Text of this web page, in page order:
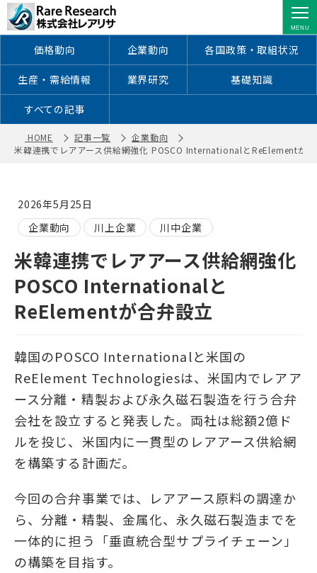
米韓連携でレアアース供給網強化
POSCO InternationalとReElementが
合弁設立 ｜ 株式会社レアリサ
価格動向 企業動向 各国政策・取組状況
生産・需給情報 業界研究 基礎知識
すべての記事
HOME 記事一覧
企業動向
米韓連携でレアアース供給網強化 POSCO InternationalとReElementが
2026年5月25日
企業動向
川上企業 川中企業
米韓連携でレアアース供給網強化
POSCO Internationalと
ReElementが合弁設立
韓国のPOSCO Internationalと米国の
ReElement Technologiesは、米国内でレアア
ース分離・精製および永久磁石製造を行う合弁
会社を設立すると発表した。両社は総額2億ド
ルを投じ、米国内に一貫型のレアアース供給網
を構築する計画だ。
今回の合弁事業では、レアアース原料の調達か
ら、分離・精製、金属化、永久磁石製造までを
一体的に担う「垂直統合型サプライチェーン」
の構築を目指す。